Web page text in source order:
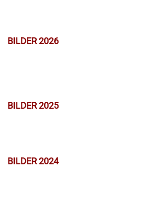
BILDER 2026
BILDER 2025
BILDER 2024